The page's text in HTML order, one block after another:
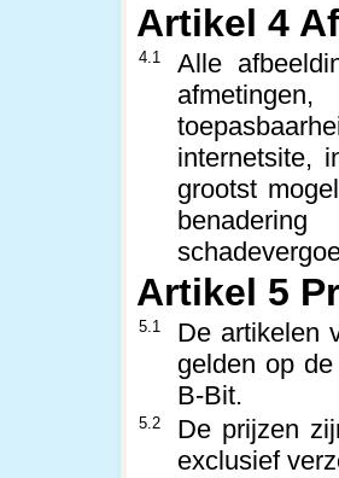
Artikel 4
4.1
Alle
internetsite,
grootst
Artikel 5
5.1
De artikelen
gelden op
B-Bit.
5.2
De prijzen
exclusief